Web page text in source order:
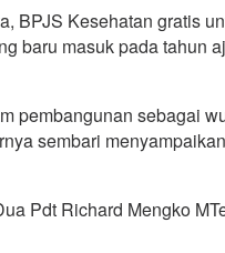
BPJS Kesehatan gratis
baru masuk pada tahun
pembangunan sebagai
sembari
Pdt Richard Mengko